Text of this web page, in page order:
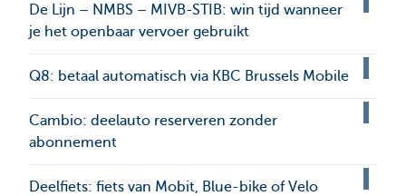
De Lijn – NMBS – MIVB-STIB: win tijd wanneer
je het openbaar vervoer gebruikt
Q8: betaal automatisch via KBC Brussels Mobile
Cambio: deelauto reserveren zonder
abonnement
Deelfiets: fiets van Mobit, Blue-bike of Velo